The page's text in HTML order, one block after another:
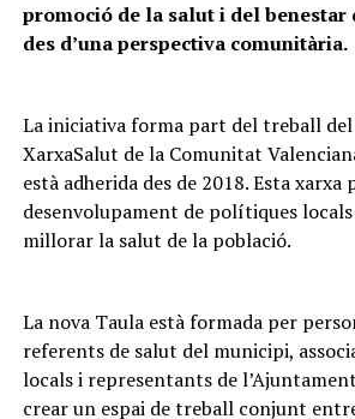
promoció de la salut i del benestar
des d’una perspectiva comunitària.
La iniciativa forma part del treball
XarxaSalut de la Comunitat
està adherida des de 2018. Esta xarxa
desenvolupament de polítiques
millorar la salut de la població.
La nova Taula està formada per
referents de salut del municipi,
locals i representants de
crear un espai de treball conjunt